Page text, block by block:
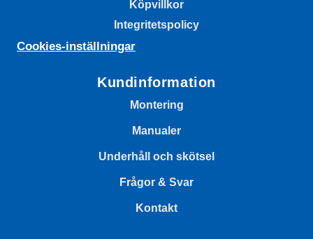
Köpvillkor
Integritetspolicy
Cookies-inställningar
Kundinformation
Montering
Manualer
Underhåll och skötsel
Frågor & Svar
Kontakt